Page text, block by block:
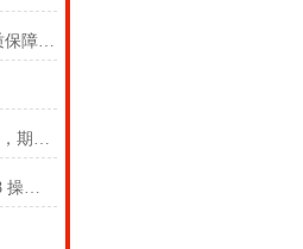
HT-F773 碳能温升测试仪 品质保障专业测试标准 上海徽涛
医用针管刚性测试仪隆重登场，期待吗？上海徽涛！
高配版威士伯耐磨仪 HT-H278 操作简洁